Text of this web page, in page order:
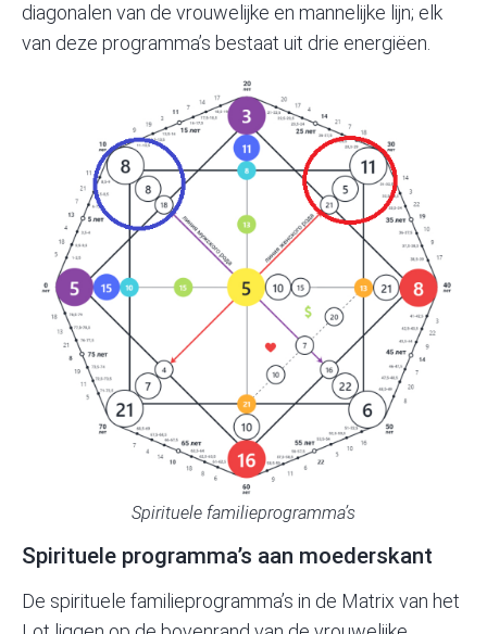
diagonalen van de vrouwelijke en mannelijke lijn; elk
van deze programma’s bestaat uit drie energiëen.
Spirituele familieprogramma’s
Spirituele programma’s aan moederskant
De spirituele familieprogramma’s in de Matrix van het